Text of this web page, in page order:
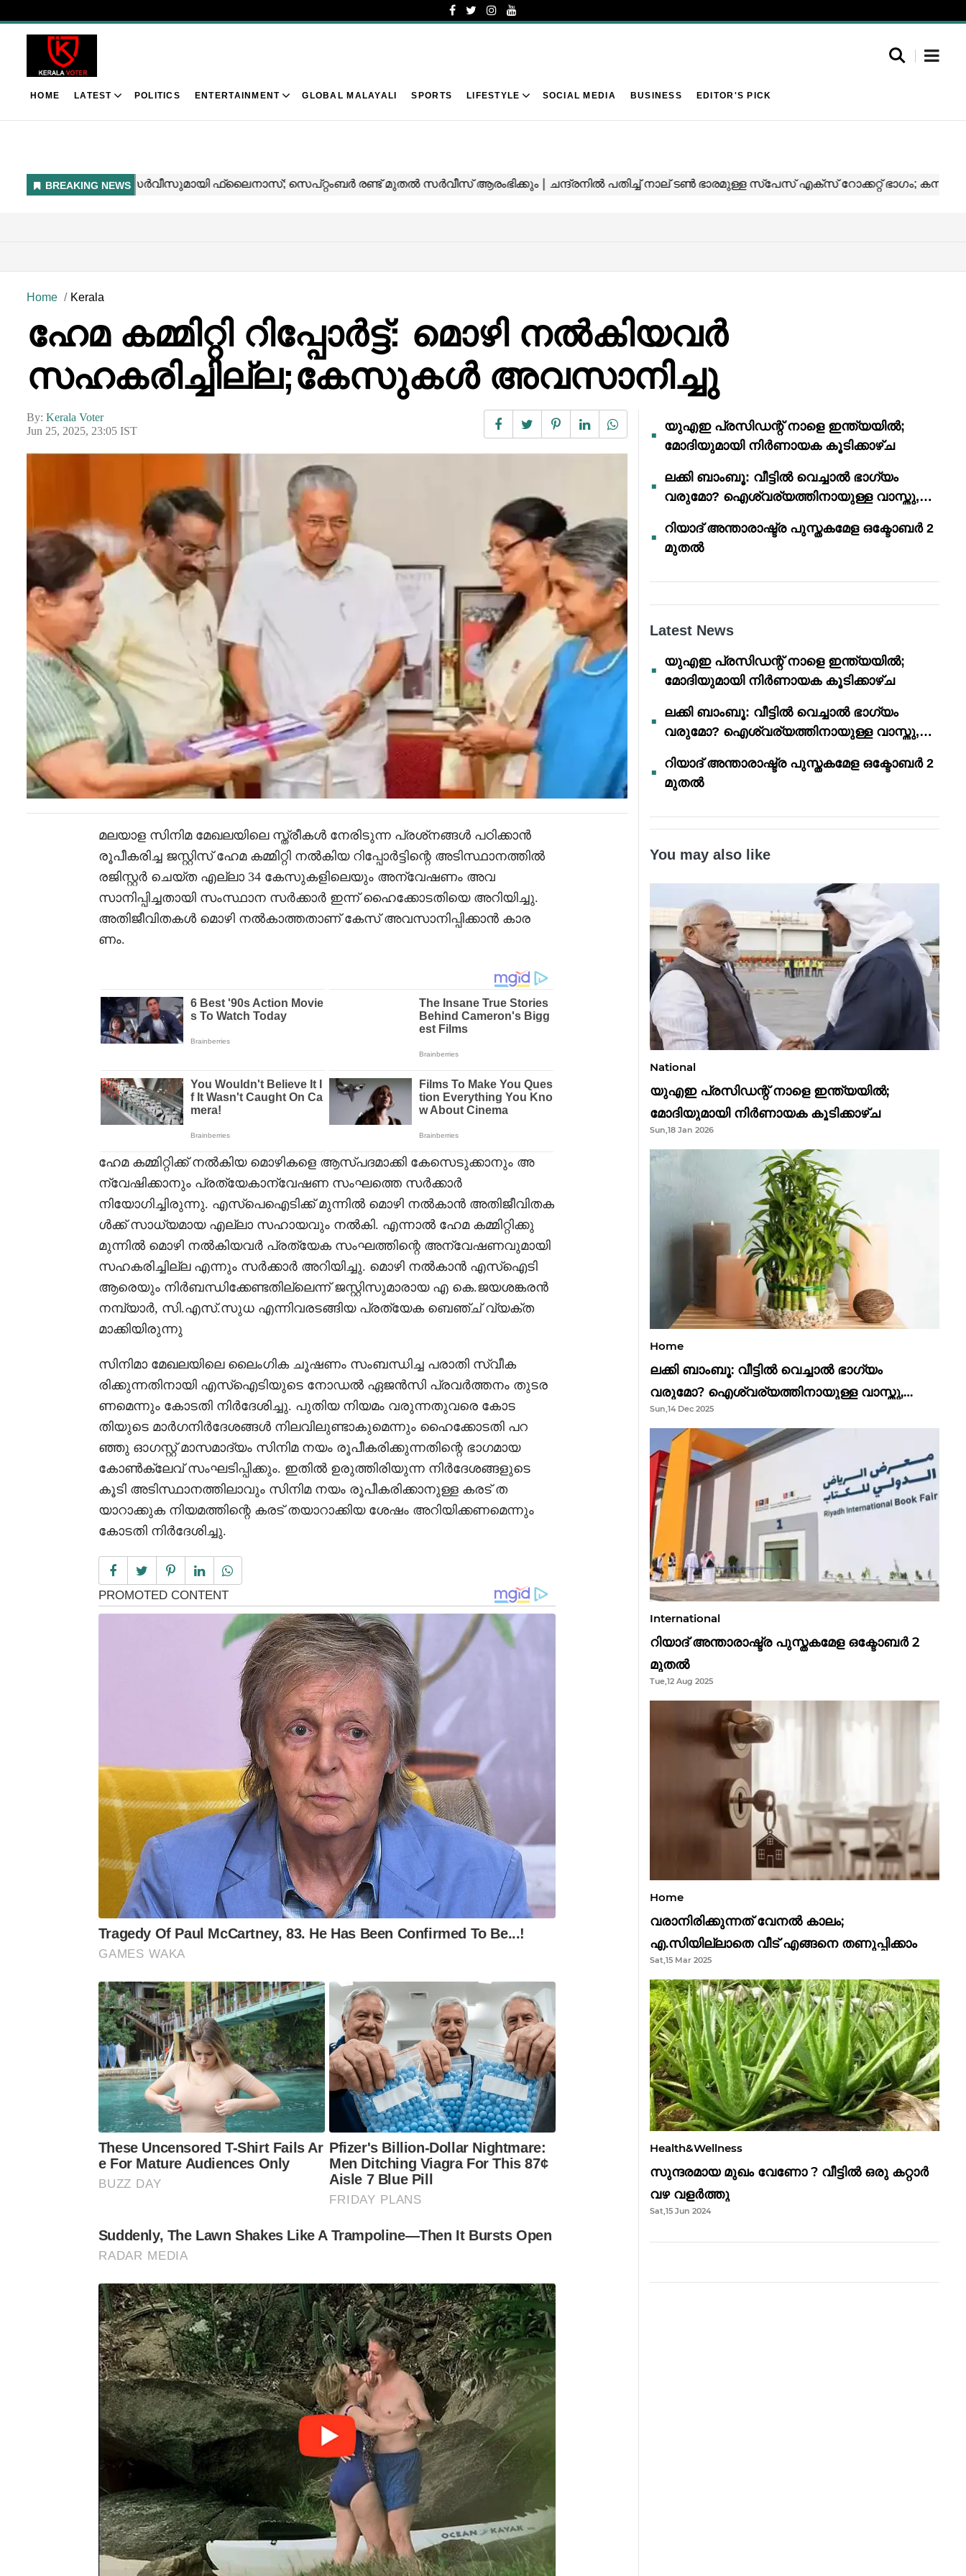
HOME LATEST POLITICS ENTERTAINMENT GLOBAL MALAYALI SPORTS LIFESTYLE SOCIAL MEDIA BUSINESS EDITOR'S PICK
Home Kerala
ഹേമ കമ്മിറ്റി റിപ്പോർട്ട്: മൊഴി നൽകിയവർ
സഹകരിച്ചില്ല;കേസുകൾ അവസാനിച്ചു
By: Kerala Voter
Jun 25, 2025, 23:05 IST
മലയാള സിനിമ മേഖലയിലെ സ്ത്രീകൾ നേരിടുന്ന പ്രശ്‌നങ്ങൾ പഠിക്കാൻ
രൂപീകരിച്ച ജസ്റ്റിസ് ഹേമ കമ്മിറ്റി നൽകിയ റിപ്പോർട്ടിന്റെ അടിസ്ഥാനത്തിൽ
രജിസ്റ്റർ ചെയ്ത എല്ലാ 34 കേസുകളിലെയും അന്വേഷണം അവ
സാനിപ്പിച്ചതായി സംസ്ഥാന സർക്കാർ ഇന്ന് ഹൈക്കോടതിയെ അറിയിച്ചു.
അതിജീവിതകൾ മൊഴി നൽകാത്തതാണ് കേസ് അവസാനിപ്പിക്കാൻ കാര
ണം.
ഹേമ കമ്മിറ്റിക്ക് നൽകിയ മൊഴികളെ ആസ്പദമാക്കി കേസെടുക്കാനും അ
ന്വേഷിക്കാനും പ്രത്യേകാന്വേഷണ സംഘത്തെ സർക്കാർ
നിയോഗിച്ചിരുന്നു. എസ്‌പെഐടിക്ക് മുന്നിൽ മൊഴി നൽകാൻ അതിജീവിതക
ൾക്ക് സാധ്യമായ എല്ലാ സഹായവും നൽകി. എന്നാൽ ഹേമ കമ്മിറ്റിക്കു
മുന്നിൽ മൊഴി നൽകിയവർ പ്രത്യേക സംഘത്തിന്റെ അന്വേഷണവുമായി
സഹകരിച്ചില്ല എന്നും സർക്കാർ അറിയിച്ചു. മൊഴി നൽകാൻ എസ്‌ഐടി
ആരെയും നിർബന്ധിക്കേണ്ടതില്ലെന്ന് ജസ്റ്റിസുമാരായ എ കെ.ജയശങ്കരൻ
നമ്പ്യാർ, സി.എസ്.സുധ എന്നിവരടങ്ങിയ പ്രത്യേക ബെഞ്ച് വ്യക്ത
മാക്കിയിരുന്നു
സിനിമാ മേഖലയിലെ ലൈംഗിക ചൂഷണം സംബന്ധിച്ച പരാതി സ്വീക
രിക്കുന്നതിനായി എസ്‌ഐടിയുടെ നോഡൽ ഏജൻസി പ്രവർത്തനം തുടര
ണമെന്നും കോടതി നിർദേശിച്ചു. പുതിയ നിയമം വരുന്നതുവരെ കോട
തിയുടെ മാർഗനിർദേശങ്ങൾ നിലവിലുണ്ടാകുമെന്നും ഹൈക്കോടതി പറ
ഞ്ഞു ഓഗസ്റ്റ് മാസമാദ്യം സിനിമ നയം രൂപീകരിക്കുന്നതിന്റെ ഭാഗമായ
കോൺക്ലേവ് സംഘടിപ്പിക്കും. ഇതിൽ ഉരുത്തിരിയുന്ന നിർദേശങ്ങളുടെ
കൂടി അടിസ്ഥാനത്തിലാവും സിനിമ നയം രൂപീകരിക്കാനുള്ള കരട് ത
യാറാക്കുക നിയമത്തിന്റെ കരട് തയാറാക്കിയ ശേഷം അറിയിക്കണമെന്നും
കോടതി നിർദേശിച്ചു.
യുഎഇ പ്രസിഡന്റ് നാളെ ഇന്ത്യയിൽ;
മോദിയുമായി നിർണായക കൂടിക്കാഴ്ച
ലക്കി ബാംബൂ: വീട്ടിൽ വെച്ചാൽ ഭാഗ്യം
വരുമോ? ഐശ്വര്യത്തിനായുള്ള വാസ്തു,
റിയാദ് അന്താരാഷ്ട്ര പുസ്തകമേള ഒക്ടോബർ 2
മുതൽ
Latest News
യുഎഇ പ്രസിഡന്റ് നാളെ ഇന്ത്യയിൽ;
മോദിയുമായി നിർണായക കൂടിക്കാഴ്ച
ലക്കി ബാംബൂ: വീട്ടിൽ വെച്ചാൽ ഭാഗ്യം
വരുമോ? ഐശ്വര്യത്തിനായുള്ള വാസ്തു,
റിയാദ് അന്താരാഷ്ട്ര പുസ്തകമേള ഒക്ടോബർ 2
മുതൽ
You may also like
National
യുഎഇ പ്രസിഡന്റ് നാളെ ഇന്ത്യയിൽ;
മോദിയുമായി നിർണായക കൂടിക്കാഴ്ച
Sun,18 Jan 2026
Home
ലക്കി ബാംബൂ: വീട്ടിൽ വെച്ചാൽ ഭാഗ്യം
വരുമോ? ഐശ്വര്യത്തിനായുള്ള വാസ്തു,
ഫെങ് ഷൂയി വിശ്വാസങ്ങൾ
Sun,14 Dec 2025
International
റിയാദ് അന്താരാഷ്ട്ര പുസ്തകമേള ഒക്ടോബർ 2
മുതൽ
Tue,12 Aug 2025
Home
വരാനിരിക്കുന്നത് വേനൽ കാലം;
എ.സിയില്ലാതെ വീട് എങ്ങനെ തണുപ്പിക്കാം
Sat,15 Mar 2025
Health&Wellness
സുന്ദരമായ മുഖം വേണോ ? വീട്ടിൽ ഒരു കറ്റാർ
വഴ വളർത്തു
Sat,15 Jun 2024